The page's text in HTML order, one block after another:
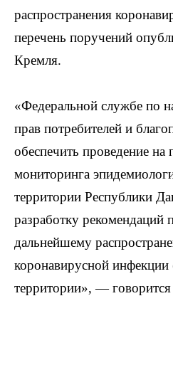
распространения
перечень поручений
Кремля.
«Федеральной службе по
прав потребителей и
обеспечить проведение на
мониторинга
территории Республики
разработку рекомендаций
дальнейшему
коронавирусной
территории», —